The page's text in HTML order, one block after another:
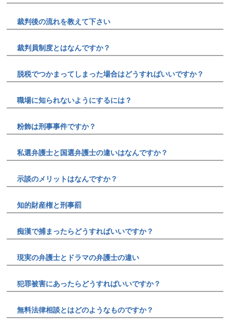
裁判後の流れを教えて下さい
裁判員制度とはなんですか？
脱税でつかまってしまった場合はどうすればいいですか？
職場に知られないようにするには？
粉飾は刑事事件ですか？
私選弁護士と国選弁護士の違いはなんですか？
示談のメリットはなんですか？
知的財産権と刑事罰
痴漢で捕まったらどうすればいいですか？
現実の弁護士とドラマの弁護士の違い
犯罪被害にあったらどうすればいいですか？
無料法律相談とはどのようなものですか？